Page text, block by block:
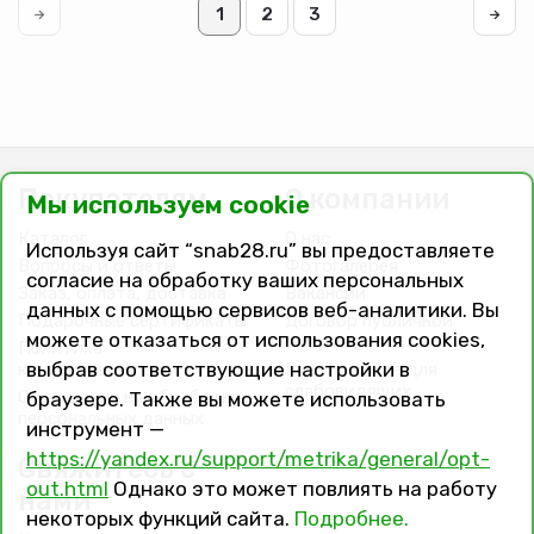
1 2 3
Покупателям
Каталог
Вопросы и ответы
Заказ, оплата, доставка
Подарочные сертификаты
Политика
конфиденциальности
Соглашение на обработку
О компании
О нас
Фотогалерея
Вакансии
Договор публичной
оферты
Версия сайта для
слабовидящих
Свяжитесь с
нами
Мы используем cookie
Используя сайт “snab28.ru” вы предоставляете
согласие на обработку ваших персональных
данных с помощью сервисов веб-аналитики. Вы
можете отказаться от использования cookies,
выбрав соответствующие настройки в
браузере. Также вы можете использовать
инструмент —
https://yandex.ru/support/metrika/general/opt-
out.html Однако это может повлиять на работу
некоторых функций сайта. Подробнее.